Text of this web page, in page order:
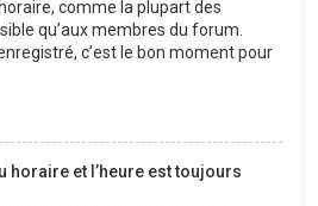
comme la plupart des
qu’aux membres du forum.
c’est le bon moment pour
horaire et l’heure est toujours